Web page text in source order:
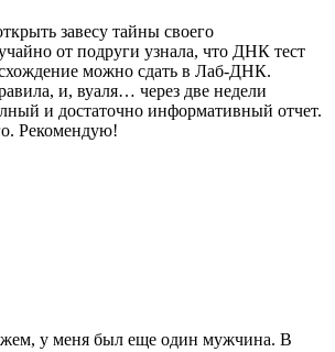
завесу тайны своего
от подруги узнала, что ДНК тест
можно сдать в Лаб-ДНК.
и, вуаля… через две недели
и достаточно информативный отчет.
Рекомендую!
у меня был еще один мужчина. В